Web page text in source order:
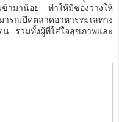
ามาน้อย ทำให้มีช่องว่างให้
เปิดตลาดอาหารทะเลทาง
น รวมทั้งผู้ที่ใส่ใจสุขภาพและ